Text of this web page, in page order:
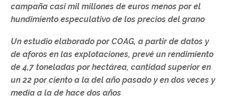
campaña casi mil millones de euros menos por el
hundimiento especulativo de los precios del grano
Un estudio elaborado por COAG, a partir de datos y
de aforos en las explotaciones, prevé un rendimiento
de 4,7 toneladas por hectárea, cantidad superior en
un 22 por ciento a la del año pasado y en dos veces y
media a la de hace dos años